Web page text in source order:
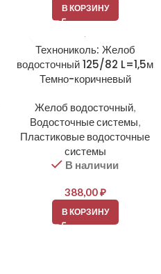
В КОРЗИНУ
Технониколь: Желоб
водосточный 125/82 L=1,5м
Темно-коричневый
Желоб водосточный,
Водосточные системы,
Пластиковые водосточные
системы
В наличии
388,00₽
В КОРЗИНУ